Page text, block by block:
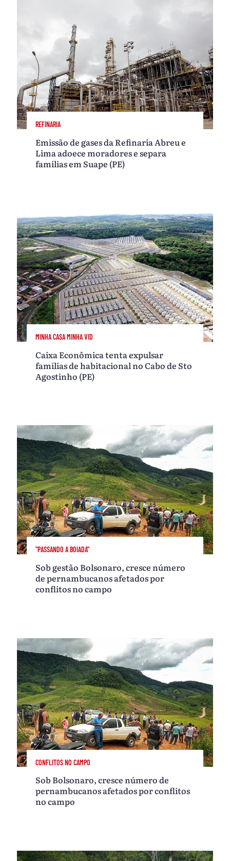
REFINARIA
Emissão de gases da Refinaria Abreu e
Lima adoece moradores e separa
famílias em Suape (PE)
MINHA CASA MINHA VID
Caixa Econômica tenta expulsar
famílias de habitacional no Cabo de Sto
Agostinho (PE)
"PASSANDO A BOIADA"
Sob gestão Bolsonaro, cresce número
de pernambucanos afetados por
conflitos no campo
CONFLITOS NO CAMPO
Sob Bolsonaro, cresce número de
pernambucanos afetados por conflitos
no campo